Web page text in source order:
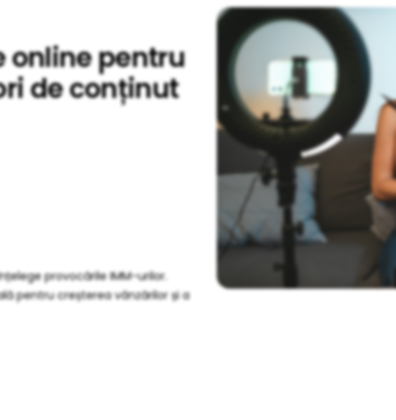
online pentru
de conținut
provocările IMM-urilor.
pentru creșterea vânzărilor și a